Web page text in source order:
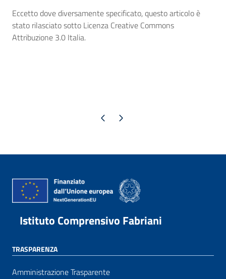
Eccetto dove diversamente specificato, questo articolo è
stato rilasciato sotto Licenza Creative Commons
Attribuzione 3.0 Italia.
Pagina precedente
Pagina successiva
Istituto Comprensivo Fabriani
TRASPARENZA
Amministrazione Trasparente